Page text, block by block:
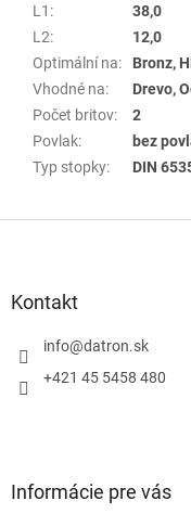
L1 :
38,0
L2:
12,0
Optimální na:
Bronz,
Vhodné na:
Drevo,
Počet britov:
2
Povlak:
bez
Typ stopky: DIN
Kontakt
info@datron.sk
+421 45 5458 480
Informácie pre vás